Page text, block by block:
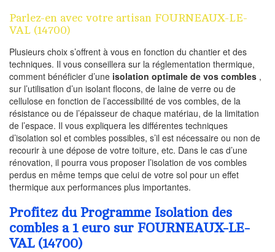
Parlez-en avec votre artisan FOURNEAUX-LE-
VAL (14700)
Plusieurs choix s’offrent à vous en fonction du chantier et des
techniques. Il vous conseillera sur la réglementation thermique,
comment bénéficier d’une isolation optimale de vos combles ,
sur l’utilisation d’un isolant flocons, de laine de verre ou de
cellulose en fonction de l’accessibilité de vos combles, de la
résistance ou de l’épaisseur de chaque matériau, de la limitation
de l’espace. Il vous expliquera les différentes techniques
d’isolation sol et combles possibles, s’il est nécessaire ou non de
recourir à une dépose de votre toiture, etc. Dans le cas d’une
rénovation, il pourra vous proposer l’isolation de vos combles
perdus en même temps que celui de votre sol pour un effet
thermique aux performances plus importantes.
Profitez du Programme Isolation des
combles a 1 euro sur FOURNEAUX-LE-
VAL (14700)